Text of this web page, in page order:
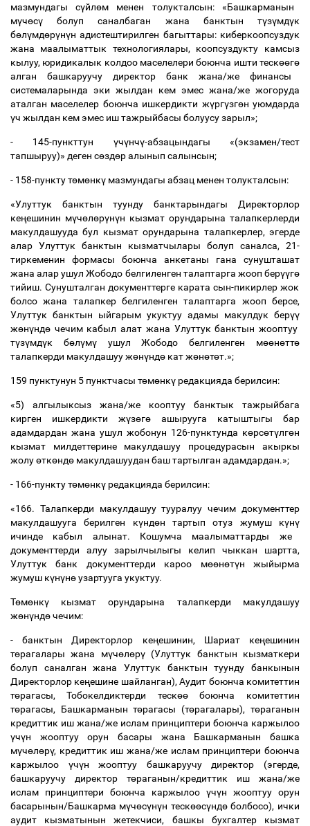
мазмундагы сүйлөм менен толукталсын: «Башкарманын
мүчөсү болуп саналбаган жана банктын түзүмдүк
бөлүмдөрүнүн адистештирилген багыттары: киберкоопсуздук
жана маалыматтык технологиялары, коопсуздукту камсыз
кылуу, юридикалык колдоо маселелери боюнча ишти тескөөгө
алган башкаруучу директор банк жана/же финансы
системаларында эки жылдан кем эмес жана/же жогоруда
аталган маселелер боюнча ишкердикти жүргүзгөн уюмдарда
үч жылдан кем эмес иш тажрыйбасы болуусу зарыл»;
- 145-пункттун үчүнчү-абзацындагы «(экзамен/тест
тапшыруу)» деген сөздөр алынып салынсын;
- 158-пункту төмөнкү мазмундагы абзац менен толукталсын:
«Улуттук банктын туунду банктарындагы Директорлор
кеңешинин мүчөлөрүнүн кызмат орундарына талапкерлерди
макулдашууда бул кызмат орундарына талапкерлер, эгерде
алар Улуттук банктын кызматчылары болуп саналса, 21-
тиркеменин формасы боюнча анкетаны гана сунушташат
жана алар ушул Жободо белгиленген талаптарга жооп берүүгө
тийиш. Сунушталган документтерге карата сын-пикирлер жок
болсо жана талапкер белгиленген талаптарга жооп берсе,
Улуттук банктын ыйгарым укуктуу адамы макулдук берүү
жөнүндө чечим кабыл алат жана Улуттук банктын жооптуу
түзүмдүк бөлүмүушул Жободо белгиленген мөөнөттө
талапкерди макулдашуу жөнүндө кат жөнөтөт.»;
159 пунктунун 5 пунктчасы төмөнкү редакцияда берилсин:
«5) алгылыксыз жана/же кооптуу банктык тажрыйбага
кирген ишкердикти жүзөгө ашырууга катыштыгы бар
адамдардан жана ушул жобонун 126-пунктунда көрсөтүлгөн
кызмат милдеттерине макулдашуу процедурасын акыркы
жолуөткөндө макулдашуудан баш тартылган адамдардан.»;
- 166-пункту төмөнкү редакцияда берилсин:
«166. Талапкерди макулдашуу тууралуу чечим документтер
макулдашууга берилген күндөн тартып отуз жумуш күнү
ичинде кабыл алынат. Кошумча маалыматтарды же
документтерди алуу зарылчылыгы келип чыккан шартта,
Улуттук банк документтерди кароо мөөнөтүн жыйырма
жумуш күнүнөузартууга укуктуу.
Төмөнкү кызмат орундарына талапкерди макулдашуу
жөнүндөчечим:
- банктын Директорлор кеңешинин, Шариат кеңешинин
төрагалары жана мүчөлөрү(Улуттук банктын кызматкери
болуп саналган жана Улуттук банктын туунду банкынын
Директорлор кеңешине шайланган), Аудит боюнча комитеттин
төрагасы, Тобокелдиктерди тескөө боюнча комитеттин
төрагасы, Башкарманын төрагасы (төрагалары), төраганын
кредиттик иш жана/же ислам принциптери боюнча каржылоо
үчүн жооптуу орун басары жана Башкарманын башка
мүчөлөрү, кредиттик иш жана/же ислам принциптери боюнча
каржылоо үчүн жооптуу башкаруучу директор (эгерде,
башкаруучу директор төраганын/кредиттик иш жана/же
ислам принциптери боюнча каржылоо үчүн жооптуу орун
басарынын/Башкарма мүчөсүнүн тескөөсүндө болбосо), ички
аудит кызматынын жетекчиси, башкы бухгалтер кызмат